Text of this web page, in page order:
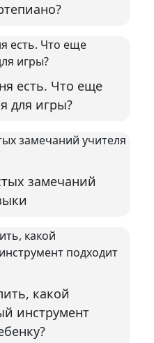
есть. Что еще
для игры?
замечаний
какой
инструмент